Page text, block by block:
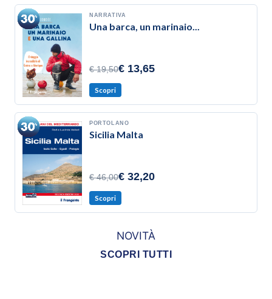
NARRATIVA
Una barca, un marinaio...
€ 19,50€ 13,65
Scopri
PORTOLANO
Sicilia Malta
€ 46,00€ 32,20
Scopri
NOVITÀ
SCOPRI TUTTI